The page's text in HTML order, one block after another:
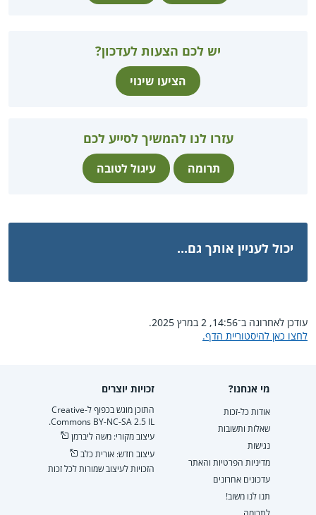
יש לכם הצעות לעדכון?
הציעו שינוי
עזרו לנו להמשיך לסייע לכם
תרומה עיגול לטובה
יכול לעניין אותך גם...
עודכן לאחרונה ב־14:56, 2 במרץ 2025.
לחצו כאן להיסטוריית הדף.
מי אנחנו?
אודות כל-זכות
שאלות ותשובות
נגישות
מדיניות הפרטיות והאתר
עדכונים אחרונים
תנו לנו משוב!
זכויות יוצרים
התוכן מוגש בכפוף ל-Creative
Commons BY-NC-SA 2.5 IL.
עיצוב מקורי: משה ליברמן
עיצוב חדש: אורית כלב
הזכויות לעיצוב שמורות לכל זכות